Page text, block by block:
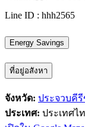
Line ID : hhh2565
Energy Savings
ที่อยู่อสังหา
จังหวัด: ประจวบคี
ประเทศ: ประเทศไ